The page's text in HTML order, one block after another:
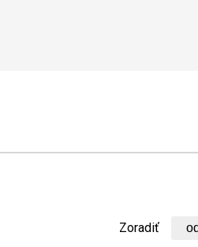
Zoradiť